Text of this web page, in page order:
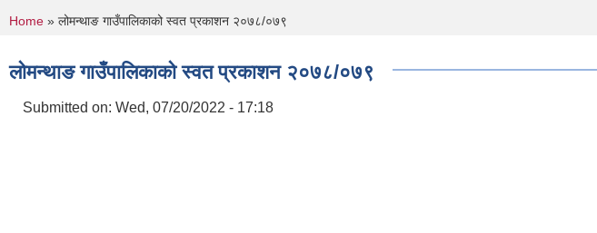
You are here
Home » लोमन्थाङ गाउँपालिकाको स्वत प्रकाशन २०७८/०७९
लोमन्थाङ गाउँपालिकाको स्वत प्रकाशन २०७८/०७९
Submitted on: Wed, 07/20/2022 - 17:18